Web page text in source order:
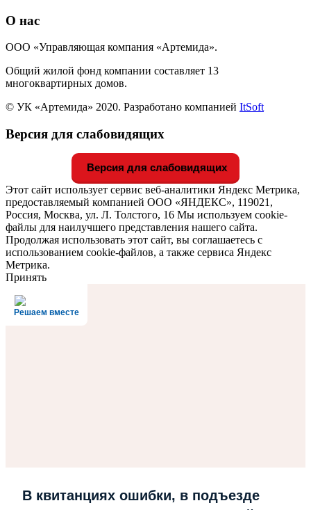
О нас
ООО «Управляющая компания «Артемида».
Общий жилой фонд компании составляет 13
многоквартирных домов.
© УК «Артемида» 2020. Разработано компанией ItSoft
Версия для слабовидящих
Версия для слабовидящих
Этот сайт использует сервис веб-аналитики Яндекс Метрика,
предоставляемый компанией ООО «ЯНДЕКС», 119021,
Россия, Москва, ул. Л. Толстого, 16 Мы используем cookie-
файлы для наилучшего представления нашего сайта.
Продолжая использовать этот сайт, вы соглашаетесь с
использованием cookie-файлов, а также сервиса Яндекс
Метрика.
Принять
Решаем вместе
В квитанциях ошибки, в подъезде